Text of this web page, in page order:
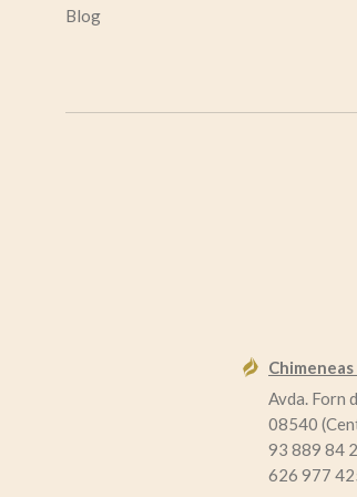
Blog
Avda. Forn
08540
93 889 84
626 977